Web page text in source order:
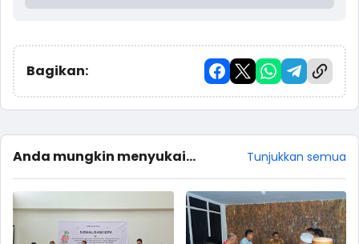
Bagikan:
Anda mungkin menyukai
postingan ini
Tunjukkan semua